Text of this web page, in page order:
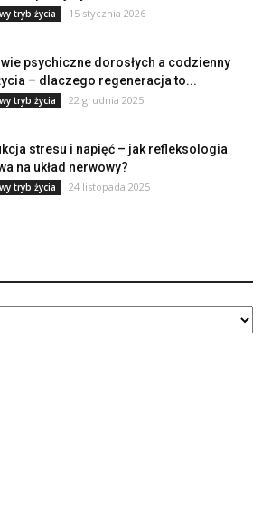
tryb życia 15 stycznia 2026
psychiczne dorosłych a codzienny
– dlaczego regeneracja to...
tryb życia 22 grudnia 2025
stresu i napięć – jak refleksologia
na układ nerwowy?
tryb życia 24 listopada 2025